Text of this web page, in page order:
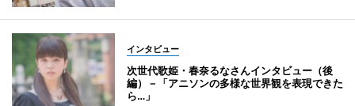
インタビュー
次世代歌姫・春奈るなさんインタビュー（後
編）－「アニソンの多様な世界観を表現できた
ら…」